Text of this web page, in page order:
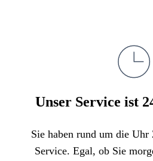
Unser Service ist
Sie haben rund um die Uhr
Service. Egal, ob Sie